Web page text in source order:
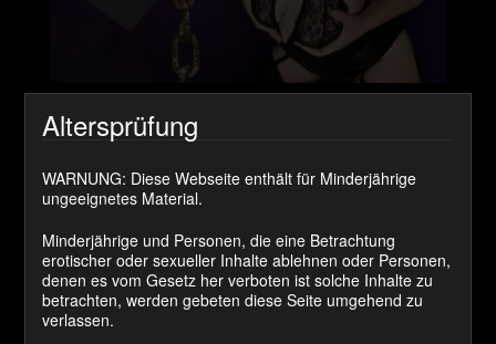
Online seit:
5. April 2024
Lieferzeit:
Sofort Download
Preis:
1500 Coins
Cashback Ø:
Altersprüfung
WARNUNG: Diese Webseite enthält für Minderjährige
ungeeignetes Material.
Minderjährige und Personen, die eine Betrachtung
erotischer oder sexueller Inhalte ablehnen oder Personen,
denen es vom Gesetz her verboten ist solche Inhalte zu
betrachten, werden gebeten diese Seite umgehend zu
verlassen.